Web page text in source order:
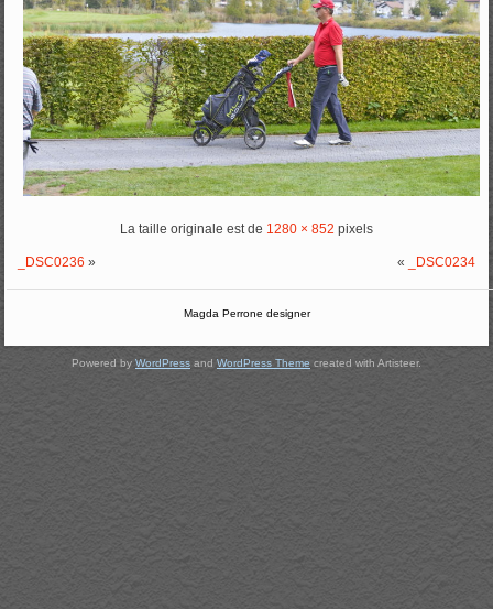
La taille originale est de 1280 × 852 pixels
_DSC0236 » « _DSC0234
Magda Perrone designer
Powered by WordPress and WordPress Theme created with Artisteer.